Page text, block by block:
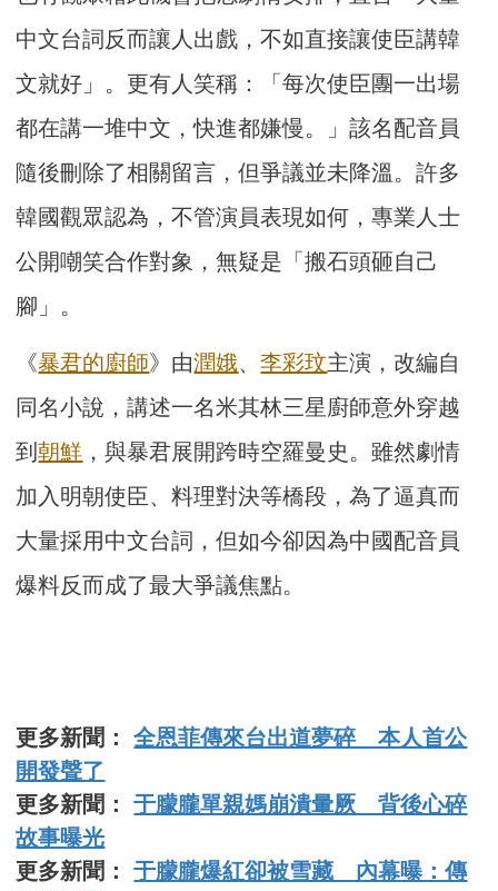
中文台詞反而讓人出戲，不如直接讓使臣講韓
文就好」。更有人笑稱：「每次使臣團一出場
都在講一堆中文，快進都嫌慢。」該名配音員
隨後刪除了相關留言，但爭議並未降溫。許多
韓國觀眾認為，不管演員表現如何，專業人士
公開嘲笑合作對象，無疑是「搬石頭砸自己
腳」。
《暴君的廚師》由潤娥、李彩玟主演，改編自
同名小說，講述一名米其林三星廚師意外穿越
到朝鮮 ，與暴君展開跨時空羅曼史。雖然劇情
加入明朝使臣、料理對決等橋段，為了逼真而
大量採用中文台詞，但如今卻因為中國配音員
爆料反而成了最大爭議焦點。
更多新聞：全恩菲傳來台出道夢碎 本人首公
開發聲了
更多新聞：于朦朧單親媽崩潰暈厥 背後心碎
故事曝光
更多新聞：于朦朧爆紅卻被雪藏 內幕曝：傳